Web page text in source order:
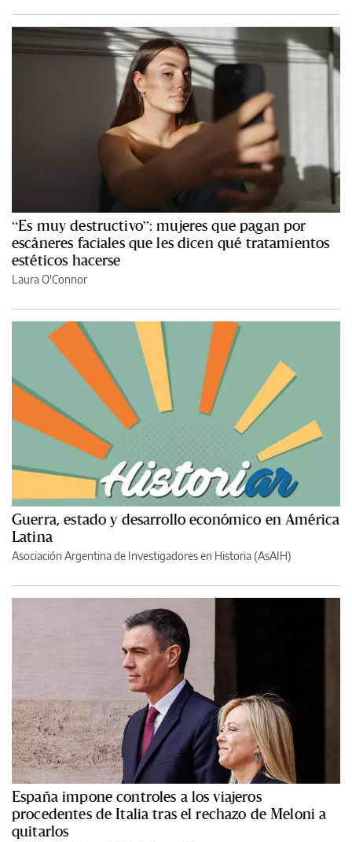
“Es muy destructivo”: mujeres que pagan por
escáneres faciales que les dicen qué tratamientos
estéticos hacerse
Laura O'Connor
Guerra, estado y desarrollo económico en América
Latina
Asociación Argentina de Investigadores en Historia (AsAIH)
España impone controles a los viajeros
procedentes de Italia tras el rechazo de Meloni a
quitarlos